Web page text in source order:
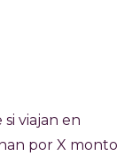
viajan en
por X monto